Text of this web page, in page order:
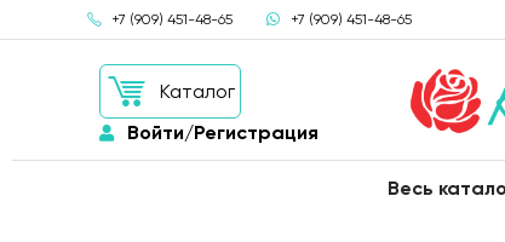
+7 (909) 451-48-65 +7 (909) 451-48-65
Каталог
Войти/Регистрация
Весь